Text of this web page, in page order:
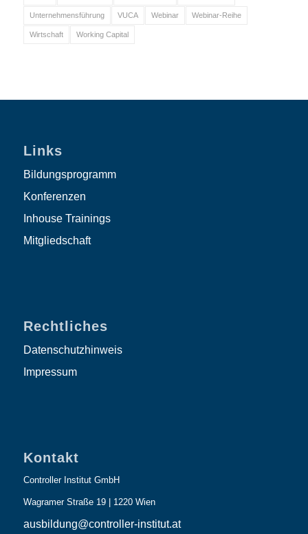
Unternehmensführung VUCA Webinar Webinar-Reihe
Wirtschaft Working Capital
Links
Bildungsprogramm
Konferenzen
Inhouse Trainings
Mitgliedschaft
Rechtliches
Datenschutzhinweis
Impressum
Kontakt
Controller Institut GmbH
Wagramer Straße 19 | 1220 Wien
ausbildung@controller-institut.at